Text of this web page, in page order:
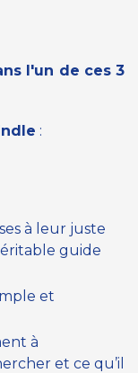
l'un de ces 3
:
à leur juste
guide
et
à
et ce qu’il